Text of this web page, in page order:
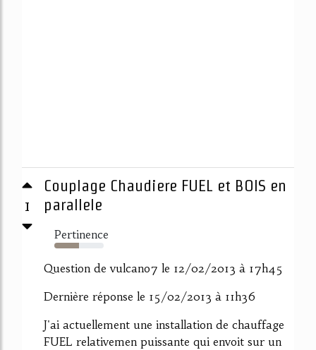
1
Couplage Chaudiere FUEL et BOIS en
parallele
Pertinence
50%
Question de vulcano7 le 12/02/2013 à 17h45
Dernière réponse le 15/02/2013 à 11h36
J'ai actuellement une installation de chauffage
FUEL relativemen puissante qui envoit sur un